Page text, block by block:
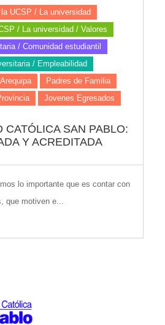
la UCSP / La universidad
/ La universidad / Valores
/ Comunidad estudiantil
/ Empleabilidad
Padres de Familia
Jovenes Egresados
CATÓLICA SAN PABLO:
Y ACREDITADA
lo importante que es contar con
que motiven e...